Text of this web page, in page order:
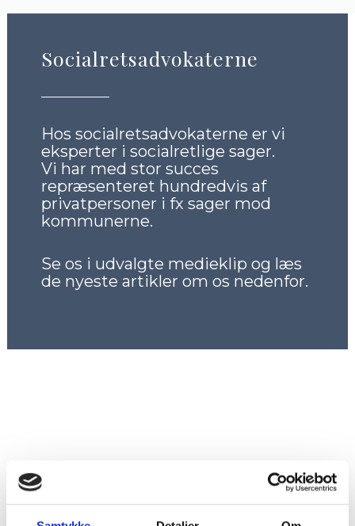
Socialretsadvokaterne
Hos socialretsadvokaterne er vi
eksperter i socialretlige sager.
Vi har med stor succes
repræsenteret hundredvis af
privatpersoner i fx sager mod
kommunerne.
Se os i udvalgte medieklip og læs
de nyeste artikler om os nedenfor.